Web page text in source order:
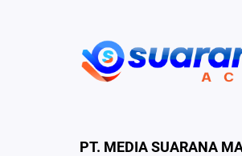
PT. MEDIA SUARANA